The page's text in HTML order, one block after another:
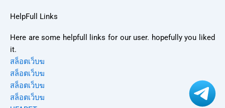
o
k
e
HelpFull Links
Here are some helpfull links for our user. hopefully you liked
it.
สล็อตเว็บฆ
สล็อตเว็บฆ
สล็อตเว็บฆ
สล็อตเว็บฆ